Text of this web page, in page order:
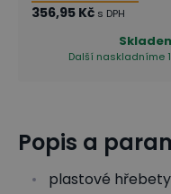
356,95 Kč s DPH
Další naskladníme
Popis a
plastové